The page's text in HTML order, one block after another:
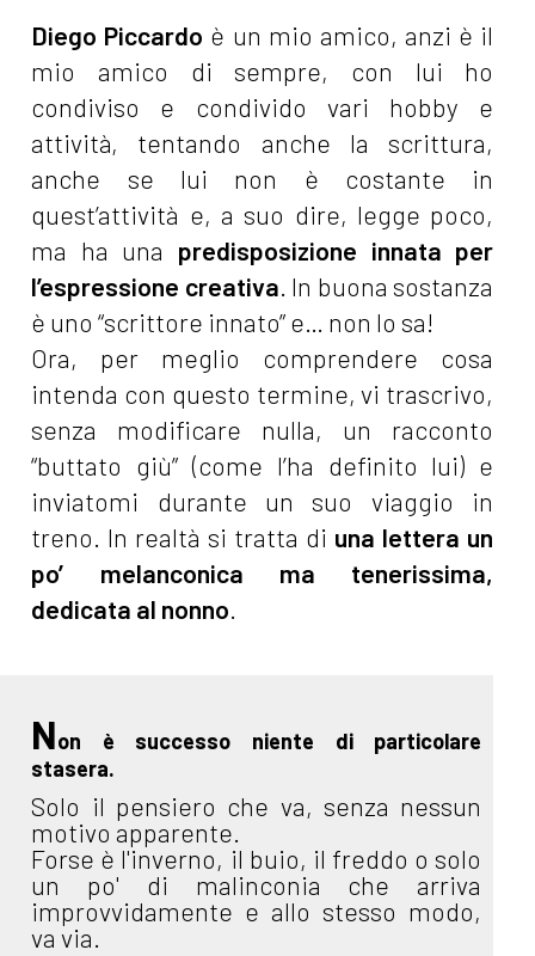
Diego Piccardo è un mio amico, anzi è il
mio amico di sempre, con lui ho
condiviso e condivido vari hobby e
attività, tentando anche la scrittura,
anche se lui non è costante in
quest’attività e, a suo dire, legge poco,
ma ha una predisposizione innata per
l’espressione creativa. In buona sostanza
è uno “scrittore innato” e… non lo sa!
Ora, per meglio comprendere cosa
intenda con questo termine, vi trascrivo,
senza modificare nulla, un racconto
“buttato giù” (come l’ha definito lui) e
inviatomi durante un suo viaggio in
treno. In realtà si tratta di una lettera un
po’ melanconica ma tenerissima,
dedicata al nonno.
Non è successo niente di particolare
stasera.
Solo il pensiero che va, senza nessun
motivo apparente.
Forse è l'inverno, il buio, il freddo o solo
un po' di malinconia che arriva
improvvidamente e allo stesso modo,
va via.